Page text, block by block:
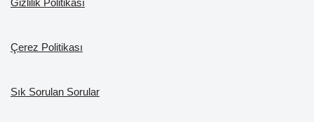
Gizlilik Politikası
Çerez Politikası
Sık Sorulan Sorular